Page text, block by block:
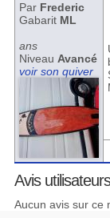
Par Frederic
Gabarit ML
ans
Niveau Avancé
voir son quiver
Avis
Aucun avis sur ce